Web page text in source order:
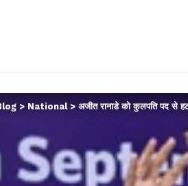
> National> अजीत रानाडे को कुलपति पद से